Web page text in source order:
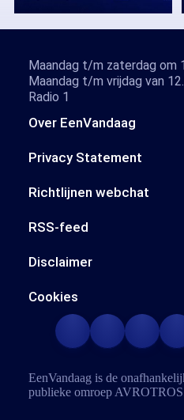
Over EenVandaag
Privacy Statement
Richtlijnen webchat
RSS-feed
Disclaimer
Cookies
Maandag t/m zaterdag om
Maandag t/m vrijdag van
Radio 1
EenVandaag is de
publieke omroep AVROTROS